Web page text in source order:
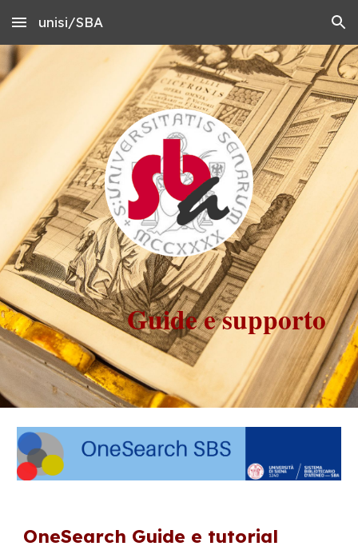
Skip to main content Skip to navigation
unisi/SBA
Guide e supporto
OneSearch Guide e tutorial